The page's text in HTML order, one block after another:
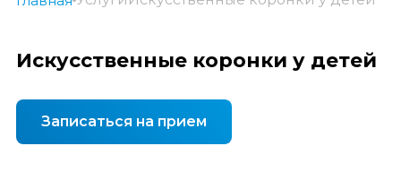
Искусственные коронки у детей
Записаться на прием